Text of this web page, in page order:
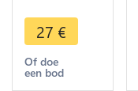
Netherlands
1 Liard
Felipe IV
1652
27 €
Of doe
een bod